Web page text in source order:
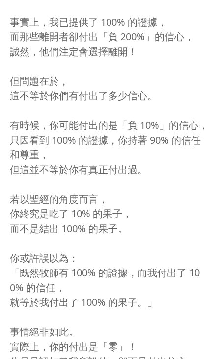
事實上，我已提供了 100% 的證據，
而那些離開者卻付出「負 200%」的信心，
誠然，他們注定會選擇離開！
但問題在於，
這不等於你們有付出了多少信心。
有時候，你可能付出的是「負 10%」的信心，
只因看到 100% 的證據，你持著 90% 的信任
和尊重，
但這並不等於你有真正付出過。
若以聖經的角度而言，
你終究是吃了 10% 的果子，
而不是結出 100% 的果子。
你或許誤以為：
「既然牧師有 100% 的證據，而我付出了 10
0% 的信任，
就等於我付出了 100% 的果子。」
事情絕非如此。
實際上，你的付出是「零」！